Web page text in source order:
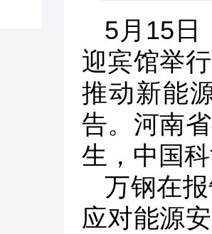
5月15日
迎宾馆举
推动新能
告。河南
生，中国
万钢在
应对能源